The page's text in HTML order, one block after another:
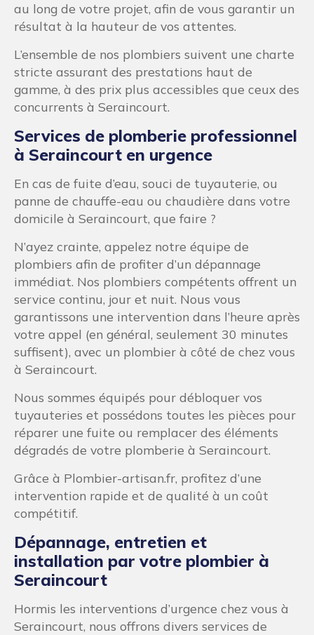
au long de votre projet, afin de vous garantir un
résultat à la hauteur de vos attentes.
L’ensemble de nos plombiers suivent une charte
stricte assurant des prestations haut de
gamme, à des prix plus accessibles que ceux des
concurrents à Seraincourt.
Services de plomberie professionnel
à Seraincourt en urgence
En cas de fuite d’eau, souci de tuyauterie, ou
panne de chauffe-eau ou chaudière dans votre
domicile à Seraincourt, que faire ?
N’ayez crainte, appelez notre équipe de
plombiers afin de profiter d’un dépannage
immédiat. Nos plombiers compétents offrent un
service continu, jour et nuit. Nous vous
garantissons une intervention dans l’heure après
votre appel (en général, seulement 30 minutes
suffisent), avec un plombier à côté de chez vous
à Seraincourt.
Nous sommes équipés pour débloquer vos
tuyauteries et possédons toutes les pièces pour
réparer une fuite ou remplacer des éléments
dégradés de votre plomberie à Seraincourt.
Grâce à Plombier-artisan.fr, profitez d’une
intervention rapide et de qualité à un coût
compétitif.
Dépannage, entretien et
installation par votre plombier à
Seraincourt
Hormis les interventions d’urgence chez vous à
Seraincourt, nous offrons divers services de